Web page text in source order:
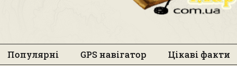
Популярні GPS навігатор Цікаві факти